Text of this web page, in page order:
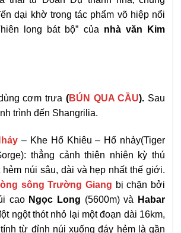
dại khờ trong tác phẩm võ hiệp nổi
long bát bộ” của nhà văn Kim
cơm trưa (BÚN QUA CẦU). Sau
trình đến Shangrilia.
– Khe Hổ Khiêu – Hổ nhảy(Tiger
thẳng cảnh thiên nhiên kỳ thú
hẻm núi sâu, dài và hẹp nhất thế giới.
sông Trường Giang bị chặn bởi
cao Ngọc Long (5600m) và
Habar
ngột thót nhỏ lại một đoạn dài 16km,
từ đỉnh núi xuống đáy hẻm là gần